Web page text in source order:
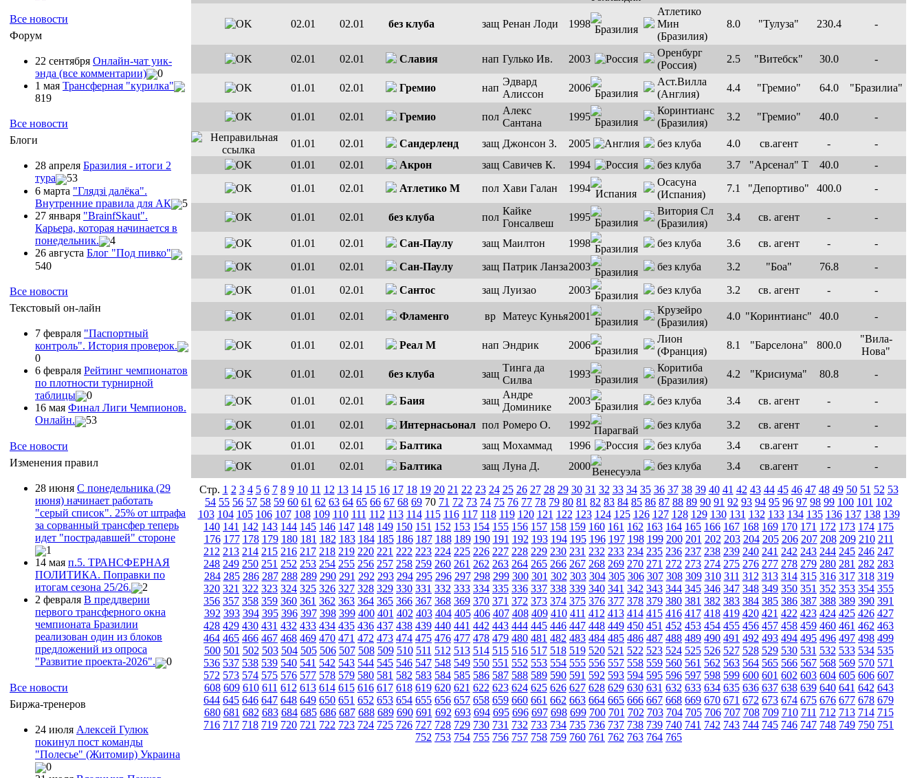
Все новости
Форум
22 сентября Онлайн-чат уик-
энда (все комментарии)
0
1 мая Трансферная "курилка"
819
Все новости
Блоги
28 апреля Бразилия - итоги 2
тура
53
6 марта "Глядзi далёка".
Внутренние правила для АК
5
27 января "ВrainfSkaut".
Карьера, которая начинается в
понедельник.
4
26 августа Блог "Под пивко"
540
Все новости
Текстовый он-лайн
7 февраля "Паспортный
контроль". История проверок.
0
6 февраля Рейтинг чемпионатов
по плотности турнирной
таблицы
0
16 мая Финал Лиги Чемпионов.
Онлайн.
53
Все новости
Изменения правил
28 июня С понедельника (29
июня) начинает работать
"серый список". 25% от штрафа
за сорванный трансфер теперь
идет "пострадавшей" стороне
1
14 мая п.5. ТРАНСФЕРНАЯ
ПОЛИТИКА. Поправки по
итогам сезона 25/26.
2
2 февраля В преддверии
первого трансферного окна
чемпионата Бразилии
реализован один из блоков
предложений из опроса
"Развитие проекта-2026".
0
Все новости
Биржа-тренеров
24 июля Алексей Гулюк
покинул пост команды
"Полесье" (Житомир) Украина
0
02.01 02.01 без клуба защ Ренан Лоди 1998
Атлетико
Мин
(Бразилия)
8.0 "Тулуза" 230.4 -
02.01 02.01 Славия нап Гулько Ив. 2003
Оренбург
(Россия)
2.5 "Витебск" 30.0 -
01.01 02.01 Гремио нап
Эдвард
Алиссон
2006
Аст.Вилла
(Англия)
4.4 "Гремио" 64.0 "Бразилиа"
01.01 02.01 Гремио пол
Алекс
Сантана
1995
Коринтианс
(Бразилия)
3.2 "Гремио" 40.0 -
01.01 02.01 Сандерленд защ Джонсон З. 2005 без клуба 4.0 св.агент -
-
01.01
02.01 Акрон защ Савичев К. 1994 без клуба 3.7 "Арсенал" Т 40.0
-
01.01
02.01 Атлетико М пол Хави Галан 1994
Осасуна
(Испания)
7.1 "Депортиво" 400.0 -
01.01 02.01 без клуба пол
Кайке
Гонсалвеш
1995
Витория Сл
(Бразилия)
3.4 св. агент - -
01.01 02.01 Сан-Паулу защ Маилтон 1998 без клуба 3.6 св. агент -
-
01.01
02.01 Сан-Паулу защ Патрик Ланза2003 без клуба 3.2 "Боа" 76.8
-
01.01
02.01 Сантос защ Луизао 2003 без клуба 3.2 св. агент - -
01.01 02.01 Фламенго вр Матеус Кунья2001
Крузейро
(Бразилия)
4.0 "Коринтианс" 40.0 -
01.01 02.01 Реал М нап Эндрик 2006
Лион
(Франция)
8.1 "Барселона" 800.0
"Вила-
Нова"
01.01
02.01 без клуба защ
Тинга да
Силва
1993
Коритиба
(Бразилия)
4.2 "Крисиума" 80.8 -
01.01 02.01 Баия защ
Андре
Доминике
2003 без клуба 3.4 св. агент - -
01.01 02.01 Интернасьонал пол Ромеро О. 1992 без клуба 3.2 св. агент -
-
01.01
02.01 Балтика защ Мохаммад 1996 без клуба 3.4 св.агент -
-
01.01
02.01 Балтика защ Луна Д. 2000 без клуба 3.4 св.агент -
-
Стр. 1 2 3 4 5 6 7 8 9 10 11 12 13 14 15 16 17 18 19 20 21 22 23 24 25 26 27 28 29 30 31 32 33 34 35 36 37 38 39 40 41 42 43 44 45 46 47 48 49 50 51 52 53
54 55 56 57 58 59 60 61 62 63 64 65 66 67 68 69 70 71 72 73 74 75 76 77 78 79 80 81 82 83 84 85 86 87 88 89 90 91 92 93 94 95 96 97 98 99 100 101 102
103 104 105 106 107 108 109 110 111 112 113 114 115 116 117 118 119 120 121 122 123 124 125 126 127 128 129 130 131 132 133 134 135 136 137 138 139
140 141 142 143 144 145 146 147 148 149 150 151 152 153 154 155 156 157 158 159 160 161 162 163 164 165 166 167 168 169 170 171 172 173 174 175
176 177 178 179 180 181 182 183 184 185 186 187 188 189 190 191 192 193 194 195 196 197 198 199 200 201 202 203 204 205 206 207 208 209 210 211
212 213 214 215 216 217 218 219 220 221 222 223 224 225 226 227 228 229 230 231 232 233 234 235 236 237 238 239 240 241 242 243 244 245 246 247
248 249 250 251 252 253 254 255 256 257 258 259 260 261 262 263 264 265 266 267 268 269 270 271 272 273 274 275 276 277 278 279 280 281 282 283
284 285 286 287 288 289 290 291 292 293 294 295 296 297 298 299 300 301 302 303 304 305 306 307 308 309 310 311 312 313 314 315 316 317 318 319
320 321 322 323 324 325 326 327 328 329 330 331 332 333 334 335 336 337 338 339 340 341 342 343 344 345 346 347 348 349 350 351 352 353 354 355
356 357 358 359 360 361 362 363 364 365 366 367 368 369 370 371 372 373 374 375 376 377 378 379 380 381 382 383 384 385 386 387 388 389 390 391
392 393 394 395 396 397 398 399 400 401 402 403 404 405 406 407 408 409 410 411 412 413 414 415 416 417 418 419 420 421 422 423 424 425 426 427
428 429 430 431 432 433 434 435 436 437 438 439 440 441 442 443 444 445 446 447 448 449 450 451 452 453 454 455 456 457 458 459 460 461 462 463
464 465 466 467 468 469 470 471 472 473 474 475 476 477 478 479 480 481 482 483 484 485 486 487 488 489 490 491 492 493 494 495 496 497 498 499
500 501 502 503 504 505 506 507 508 509 510 511 512 513 514 515 516 517 518 519 520 521 522 523 524 525 526 527 528 529 530 531 532 533 534 535
536 537 538 539 540 541 542 543 544 545 546 547 548 549 550 551 552 553 554 555 556 557 558 559 560 561 562 563 564 565 566 567 568 569 570 571
572 573 574 575 576 577 578 579 580 581 582 583 584 585 586 587 588 589 590 591 592 593 594 595 596 597 598 599 600 601 602 603 604 605 606 607
608 609 610 611 612 613 614 615 616 617 618 619 620 621 622 623 624 625 626 627 628 629 630 631 632 633 634 635 636 637 638 639 640 641 642 643
644 645 646 647 648 649 650 651 652 653 654 655 656 657 658 659 660 661 662 663 664 665 666 667 668 669 670 671 672 673 674 675 676 677 678 679
680 681 682 683 684 685 686 687 688 689 690 691 692 693 694 695 696 697 698 699 700 701 702 703 704 705 706 707 708 709 710 711 712 713 714 715
716 717 718 719 720 721 722 723 724 725 726 727 728 729 730 731 732 733 734 735 736 737 738 739 740 741 742 743 744 745 746 747 748 749 750 751
752 753 754 755 756 757 758 759 760 761 762 763 764 765